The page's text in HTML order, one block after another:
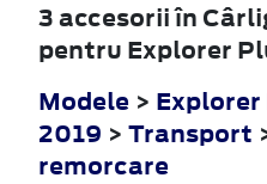
3 accesorii în
pentru Explorer
Modele >
2019 > Transport
remorcare